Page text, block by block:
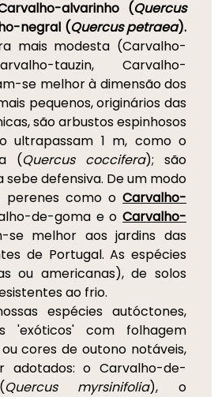
alvarinho (Quercus
negral (Quercus petraea).
mais modesta (Carvalho-
tauzin, Carvalho-
se melhor à dimensão dos
pequenos, originários das
são arbustos espinhosos
ultrapassam 1 m, como o
(Quercus coccifera); são
defensiva. De um modo
perenes como o Carvalho-
de-goma e o Carvalho-
se melhor aos jardins das
de Portugal. As espécies
ou americanas), de solos
ao frio.
espécies autóctones,
'exóticos' com folhagem
cores de outono notáveis,
adotados: o Carvalho-de-
Quercus myrsinifolia), o